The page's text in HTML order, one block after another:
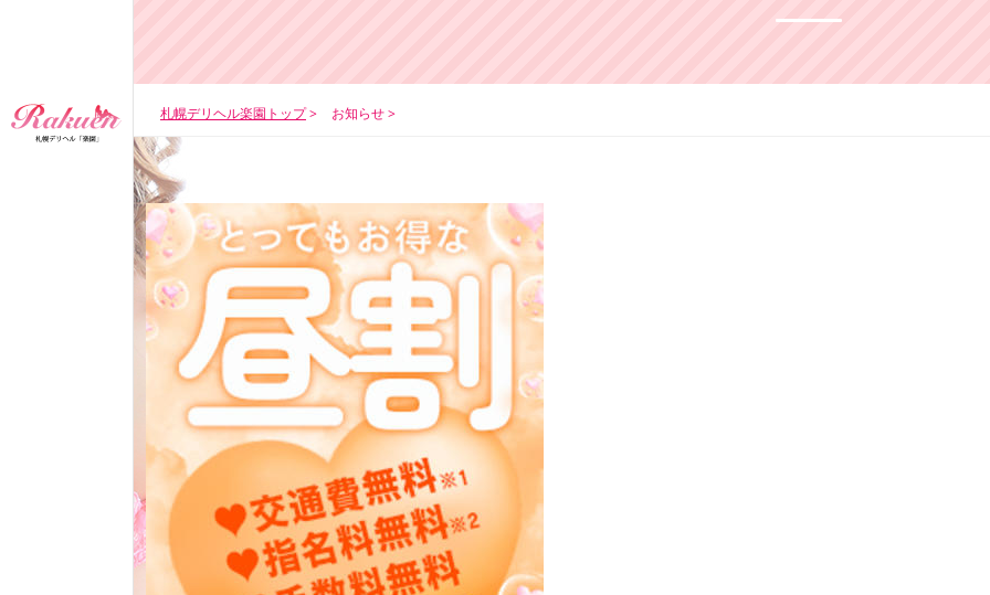
札幌デリヘル楽園トップ お知らせ